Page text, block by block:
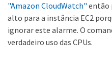
"Amazon CloudWatch" então
alto para a instância EC2
ignorar este alarme. O
verdadeiro uso das CPUs.